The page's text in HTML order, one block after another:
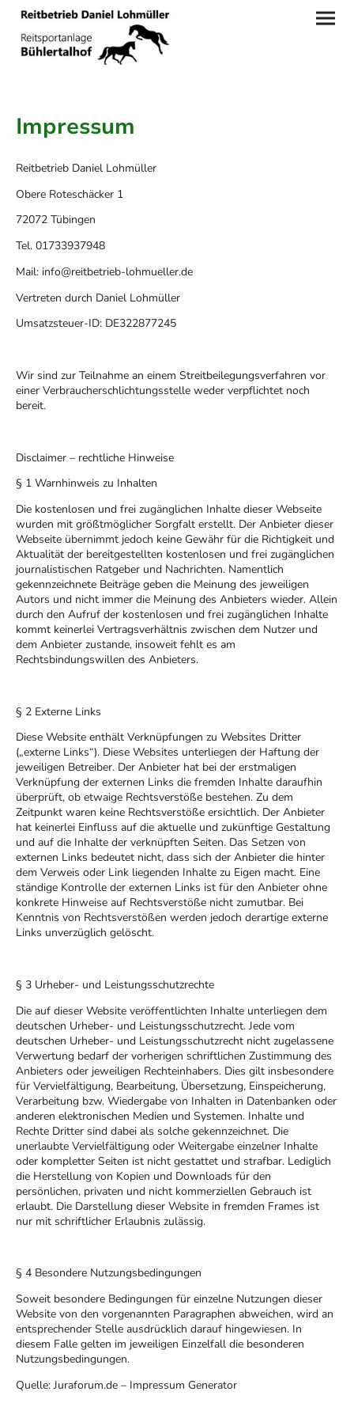
Impressum
Reitbetrieb Daniel Lohmüller
Obere Roteschäcker 1
72072 Tübingen
Tel. 01733937948
Mail: info@reitbetrieb-lohmueller.de
Vertreten durch Daniel Lohmüller
Umsatzsteuer-ID: DE322877245
Wir sind zur Teilnahme an einem Streitbeilegungsverfahren vor
einer Verbraucherschlichtungsstelle weder verpflichtet noch
bereit.
Disclaimer – rechtliche Hinweise
§ 1 Warnhinweis zu Inhalten
Die kostenlosen und frei zugänglichen Inhalte dieser Webseite
wurden mit größtmöglicher Sorgfalt erstellt. Der Anbieter dieser
Webseite übernimmt jedoch keine Gewähr für die Richtigkeit und
Aktualität der bereitgestellten kostenlosen und frei zugänglichen
journalistischen Ratgeber und Nachrichten. Namentlich
gekennzeichnete Beiträge geben die Meinung des jeweiligen
Autors und nicht immer die Meinung des Anbieters wieder. Allein
durch den Aufruf der kostenlosen und frei zugänglichen Inhalte
kommt keinerlei Vertragsverhältnis zwischen dem Nutzer und
dem Anbieter zustande, insoweit fehlt es am
Rechtsbindungswillen des Anbieters.
§ 2 Externe Links
Diese Website enthält Verknüpfungen zu Websites Dritter
(„externe Links“). Diese Websites unterliegen der Haftung der
jeweiligen Betreiber. Der Anbieter hat bei der erstmaligen
Verknüpfung der externen Links die fremden Inhalte daraufhin
überprüft, ob etwaige Rechtsverstöße bestehen. Zu dem
Zeitpunkt waren keine Rechtsverstöße ersichtlich. Der Anbieter
hat keinerlei Einfluss auf die aktuelle und zukünftige Gestaltung
und auf die Inhalte der verknüpften Seiten. Das Setzen von
externen Links bedeutet nicht, dass sich der Anbieter die hinter
dem Verweis oder Link liegenden Inhalte zu Eigen macht. Eine
ständige Kontrolle der externen Links ist für den Anbieter ohne
konkrete Hinweise auf Rechtsverstöße nicht zumutbar. Bei
Kenntnis von Rechtsverstößen werden jedoch derartige externe
Links unverzüglich gelöscht.
§ 3 Urheber- und Leistungsschutzrechte
Die auf dieser Website veröffentlichten Inhalte unterliegen dem
deutschen Urheber- und Leistungsschutzrecht. Jede vom
deutschen Urheber- und Leistungsschutzrecht nicht zugelassene
Verwertung bedarf der vorherigen schriftlichen Zustimmung des
Anbieters oder jeweiligen Rechteinhabers. Dies gilt insbesondere
für Vervielfältigung, Bearbeitung, Übersetzung, Einspeicherung,
Verarbeitung bzw. Wiedergabe von Inhalten in Datenbanken oder
anderen elektronischen Medien und Systemen. Inhalte und
Rechte Dritter sind dabei als solche gekennzeichnet. Die
unerlaubte Vervielfältigung oder Weitergabe einzelner Inhalte
oder kompletter Seiten ist nicht gestattet und strafbar. Lediglich
die Herstellung von Kopien und Downloads für den
persönlichen, privaten und nicht kommerziellen Gebrauch ist
erlaubt. Die Darstellung dieser Website in fremden Frames ist
nur mit schriftlicher Erlaubnis zulässig.
§ 4 Besondere Nutzungsbedingungen
Soweit besondere Bedingungen für einzelne Nutzungen dieser
Website von den vorgenannten Paragraphen abweichen, wird an
entsprechender Stelle ausdrücklich darauf hingewiesen. In
diesem Falle gelten im jeweiligen Einzelfall die besonderen
Nutzungsbedingungen.
Quelle: Juraforum.de – Impressum Generator